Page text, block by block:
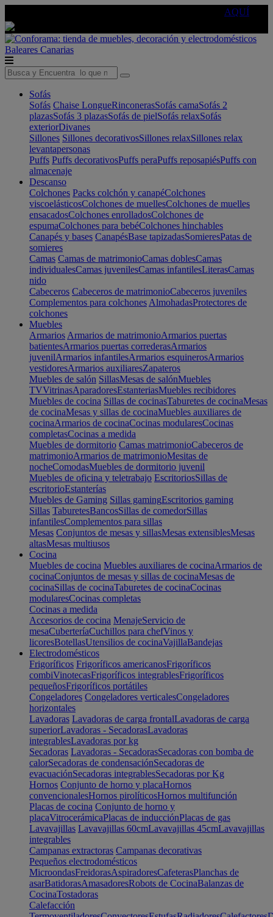
AQUÍ
Baleares Canarias
Sofás
Sofás Chaise LongueRinconerasSofás camaSofás 2
plazasSofás 3 plazasSofás de pielSofás relaxSofás
exteriorDivanes
Sillones Sillones decorativosSillones relaxSillones relax
levantapersonas
Puffs Puffs decorativosPuffs peraPuffs reposapiésPuffs con
almacenaje
Descanso
Colchones Packs colchón y canapéColchones
viscoelásticosColchones de muellesColchones de muelles
ensacadosColchones enrolladosColchones de
espumaColchones para bebéColchones hinchables
Canapés y bases CanapésBase tapizadasSomieresPatas de
somieres
Camas Camas de matrimonioCamas doblesCamas
individualesCamas juvenilesCamas infantilesLiterasCamas
nido
Cabeceros Cabeceros de matrimonioCabeceros juveniles
Complementos para colchones AlmohadasProtectores de
colchones
Muebles
Armarios Armarios de matrimonioArmarios puertas
batientesArmarios puertas correderasArmarios
juvenilArmarios infantilesArmarios esquinerosArmarios
vestidoresArmarios auxiliaresZapateros
Muebles de salón SillasMesas de salónMuebles
TVVitrinasAparadoresEstanteriasMuebles recibidores
Muebles de cocina Sillas de cocinasTaburetes de cocinaMesas
de cocinaMesas y sillas de cocinaMuebles auxiliares de
cocinaArmarios de cocinaCocinas modularesCocinas
completasCocinas a medida
Muebles de dormitorio Camas matrimonioCabeceros de
matrimonioArmarios de matrimonioMesitas de
nocheComodasMuebles de dormitorio juvenil
Muebles de oficina y teletrabajo EscritoriosSillas de
escritorioEstanterías
Muebles de Gaming Sillas gamingEscritorios gaming
Sillas TaburetesBancosSillas de comedorSillas
infantilesComplementos para sillas
Mesas Conjuntos de mesas y sillasMesas extensiblesMesas
altasMesas multiusos
Cocina
Muebles de cocina Muebles auxiliares de cocinaArmarios de
cocinaConjuntos de mesas y sillas de cocinaMesas de
cocinaSillas de cocinaTaburetes de cocinaCocinas
modularesCocinas completas
Cocinas a medida
Accesorios de cocina MenajeServicio de
mesaCuberteríaCuchillos para chefVinos y
licoresBotellasUtensilios de cocinaVajillaBandejas
Electrodomésticos
Frigoríficos Frigoríficos americanosFrigoríficos
combiVinotecasFrigoríficos integrablesFrigoríficos
pequeñosFrigoríficos portátiles
Congeladores Congeladores verticalesCongeladores
horizontales
Lavadoras Lavadoras de carga frontalLavadoras de carga
superiorLavadoras - SecadorasLavadoras
integrablesLavadoras por kg
Secadoras Lavadoras - SecadorasSecadoras con bomba de
calorSecadoras de condensaciónSecadoras de
evacuaciónSecadoras integrablesSecadoras por Kg
Hornos Conjunto de horno y placaHornos
convencionalesHornos pirolíticosHornos multifunción
Placas de cocina Conjunto de horno y
placaVitrocerámicaPlacas de inducciónPlacas de gas
Lavavajillas Lavavajillas 60cmLavavajillas 45cmLavavajillas
integrables
Campanas extractoras Campanas decorativas
Pequeños electrodomésticos
MicroondasFreidorasAspiradoresCafeterasPlanchas de
asarBatidorasAmasadoresRobots de CocinaBalanzas de
CocinaTostadoras
Calefacción